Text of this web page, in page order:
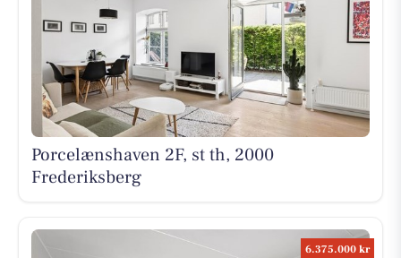
Porcelænshaven 2F, st th, 2000
Frederiksberg
6.375.000 kr